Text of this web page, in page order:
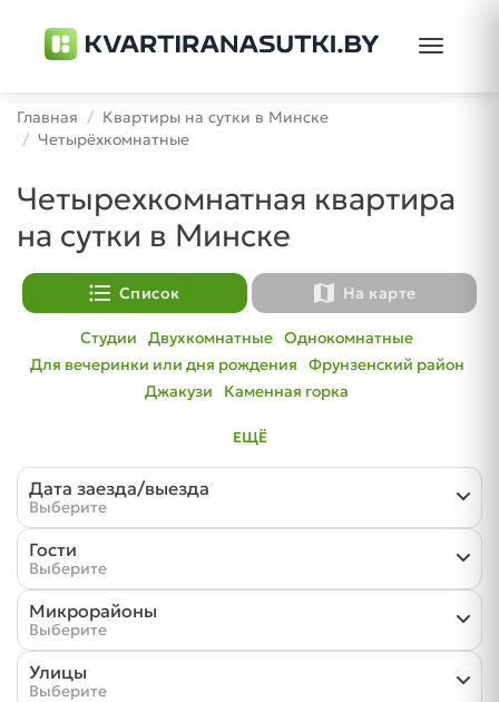
Toggle
Главная
Квартиры на сутки в Минске
Четырёхкомнатные
Четырехкомнатная квартира
на сутки в Минске
format_list_bulleted Список map На карте
Студии Двухкомнатные Однокомнатные
Для вечеринки или дня рождения
Фрунзенский район
Джакузи
Каменная горка
ЕЩЁ
Дата заезда/выезда
Выберите
Гости
Выберите
Микрорайоны
Выберите
Улицы
Выберите